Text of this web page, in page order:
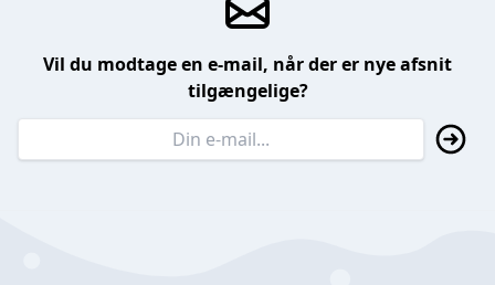
Vil du modtage en e-mail, når der er nye afsnit
tilgængelige?